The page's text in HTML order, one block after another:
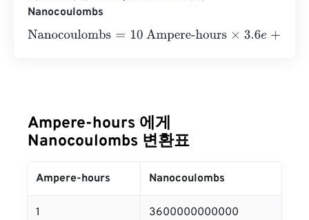
Nanocoulombs
Nanocoulombs=10 Ampere-hours×3.6e+ 12 =
Ampere-hours 에게
Nanocoulombs 변환표
Ampere-hours Nanocoulombs
1 3600000000000